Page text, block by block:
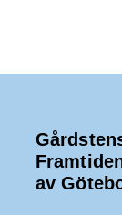
av